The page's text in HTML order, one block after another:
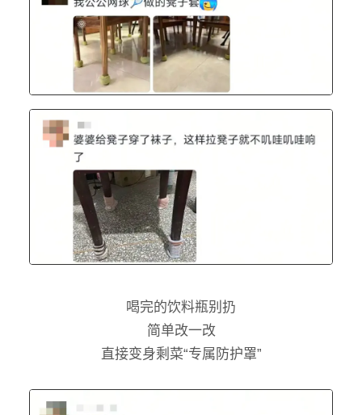
喝完的饮料瓶别扔
简单改一改
直接变身剩菜“专属防护罩”